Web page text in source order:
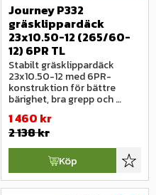
i favoriter
Journey P332
gräsklippardäck
23x10.50-12 (265/60-
12) 6PR TL
Stabilt gräsklippardäck
23x10.50-12 med 6PR-
konstruktion för bättre
bärighet, bra grepp och
1 460 kr
2 138kr
Lägg
Köp